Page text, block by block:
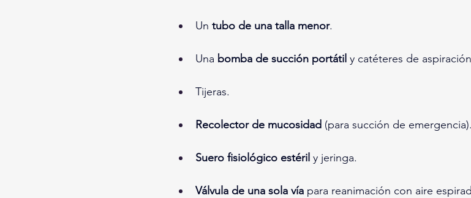
Un tubo de una talla menor.
Una bomba de succión portátil y catéteres de
Tijeras.
Recolector de mucosidad (para succión de emergencia).
Suero fisiológico estéril y jeringa.
Válvula de una sola vía para reanimación con aire